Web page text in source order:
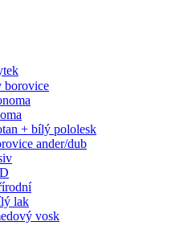
borovice
+ bílý pololesk
ander/dub
lak
vosk